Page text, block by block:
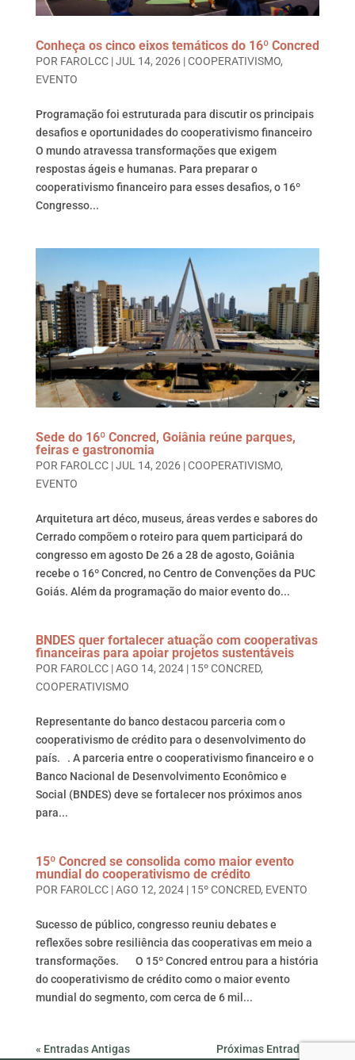
Conheça os cinco eixos temáticos do 16º Concred
POR FAROLCC|JUL 14, 2026|COOPERATIVISMO,
EVENTO
Programação foi estruturada para discutir os principais
desafios e oportunidades do cooperativismo financeiro
O mundo atravessa transformações que exigem
respostas ágeis e humanas. Para preparar o
cooperativismo financeiro para esses desafios, o 16º
Congresso...
Sede do 16º Concred, Goiânia reúne parques,
feiras e gastronomia
POR FAROLCC|JUL 14, 2026|COOPERATIVISMO,
EVENTO
Arquitetura art déco, museus, áreas verdes e sabores do
Cerrado compõem o roteiro para quem participará do
congresso em agosto De 26 a 28 de agosto, Goiânia
recebe o 16º Concred, no Centro de Convenções da PUC
Goiás. Além da programação do maior evento do...
BNDES quer fortalecer atuação com cooperativas
financeiras para apoiar projetos sustentáveis
POR FAROLCC|AGO 14, 2024| 15º CONCRED,
COOPERATIVISMO
Representante do banco destacou parceria com o
cooperativismo de crédito para o desenvolvimento do
país. . A parceria entre o cooperativismo financeiro e o
Banco Nacional de Desenvolvimento Econômico e
Social (BNDES) deve se fortalecer nos próximos anos
para...
15º Concred se consolida como maior evento
mundial do cooperativismo de crédito
POR FAROLCC|AGO 12, 2024| 15º CONCRED, EVENTO
Sucesso de público, congresso reuniu debates e
reflexões sobre resiliência das cooperativas em meio a
transformações. O 15º Concred entrou para a história
do cooperativismo de crédito como o maior evento
mundial do segmento, com cerca de 6 mil...
« Entradas Antigas Próximas Entradas »